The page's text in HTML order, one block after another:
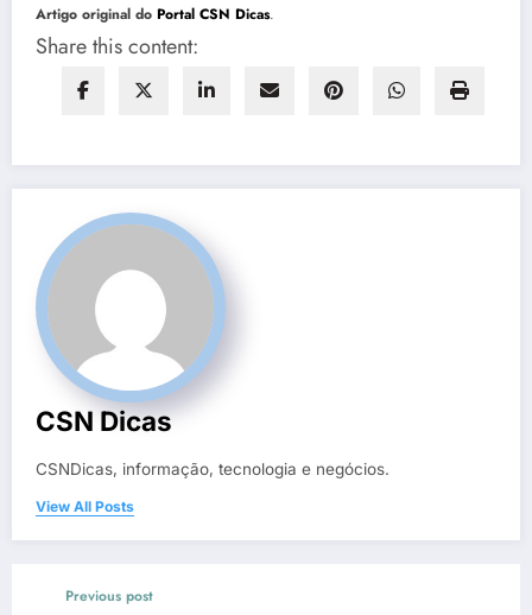
Artigo original do Portal CSN Dicas.
Share this content:
CSN Dicas
CSNDicas, informação, tecnologia e negócios.
View All Posts
Previous post